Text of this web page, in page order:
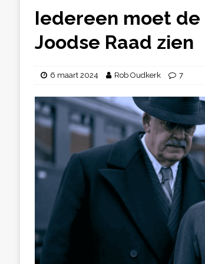
Iedereen moet
Joodse Raad zien
6 maart 2024 Rob Oudkerk 7